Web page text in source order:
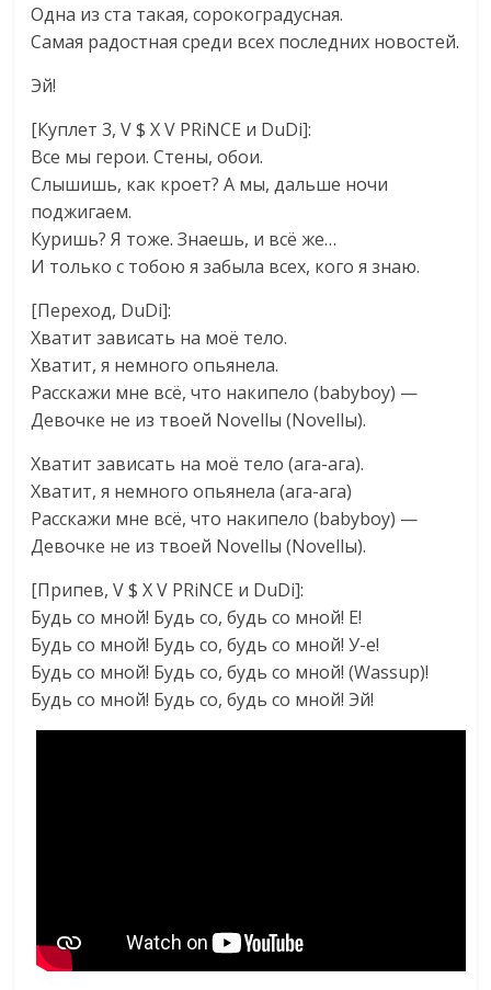
Одна из ста такая, сорокоградусная.
Самая радостная среди всех последних новостей.
Эй!
[Куплет 3, V $ X V PRiNCE и DuDi]:
Все мы герои. Стены, обои.
Слышишь, как кроет? А мы, дальше ночи
поджигаем.
Куришь? Я тоже. Знаешь, и всё же…
И только с тобою я забыла всех, кого я знаю.
[Переход, DuDi]:
Хватит зависать на моё тело.
Хватит, я немного опьянела.
Расскажи мне всё, что накипело (babyboy) —
Девочке не из твоей Novellы (Novellы).
Хватит зависать на моё тело (ага-ага).
Хватит, я немного опьянела (ага-ага)
Расскажи мне всё, что накипело (babyboy) —
Девочке не из твоей Novellы (Novellы).
[Припев, V $ X V PRiNCE и DuDi]:
Будь со мной! Будь со, будь со мной! Е!
Будь со мной! Будь со, будь со мной! У-е!
Будь со мной! Будь со, будь со мной! (Wassup)!
Будь со мной! Будь со, будь со мной! Эй!